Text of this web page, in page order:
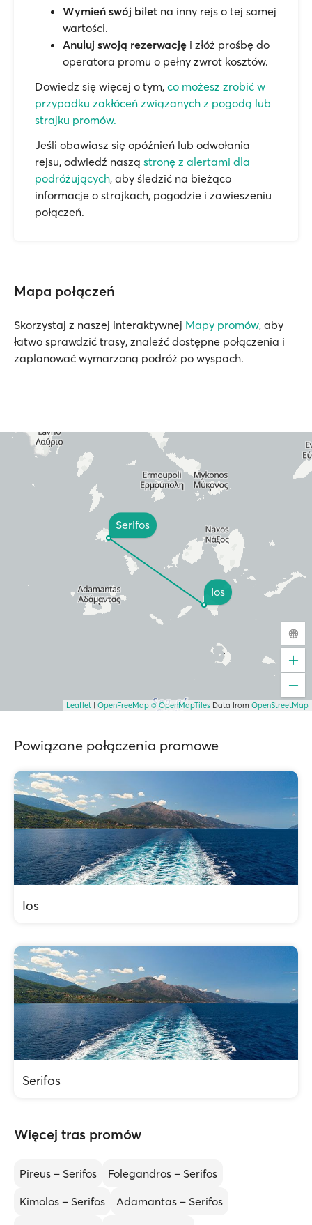
Wymień swój bilet na inny rejs o tej samej
wartości.
Anuluj swoją rezerwację i złóż prośbę do
operatora promu o pełny zwrot kosztów.
Dowiedz się więcej o tym, co możesz zrobić w
przypadku zakłóceń związanych z pogodą lub
strajku promów.
Jeśli obawiasz się opóźnień lub odwołania
rejsu, odwiedź naszą stronę z alertami dla
podróżujących, aby śledzić na bieżąco
informacje o strajkach, pogodzie i zawieszeniu
połączeń.
Mapa połączeń
Skorzystaj z naszej interaktywnej Mapy promów, aby
łatwo sprawdzić trasy, znaleźć dostępne połączenia i
zaplanować wymarzoną podróż po wyspach.
Ios
Serifos
Leaflet OpenFreeMap © OpenMapTiles Data from OpenStreetMap
Powiązane połączenia promowe
Ios
Serifos
Więcej tras promów
Pireus – Serifos
Folegandros – Serifos
Kimolos – Serifos
Adamantas – Serifos